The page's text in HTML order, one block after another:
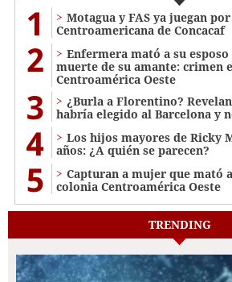
1
Motagua y FAS ya juegan
Centroamericana de Concacaf
2
Enfermera mató a su
muerte de su amante: crimen
Centroamérica Oeste
3
¿Burla a Florentino?
habría elegido al Barcelona y
4
Los hijos mayores de Ricky
años: ¿A quién se parecen?
5
Capturan a mujer que mató
colonia Centroamérica Oeste
TRENDING